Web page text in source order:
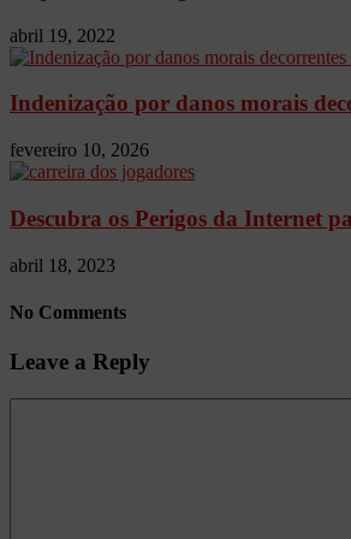
abril 19, 2022
Indenização por danos morais
fevereiro 10, 2026
Descubra os Perigos da Internet
abril 18, 2023
No Comments
Leave a Reply